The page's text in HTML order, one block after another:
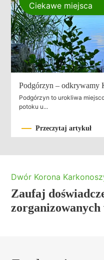
Podgórzyn – odkrywamy
Podgórzyn to urokliwa
potoku u...
Przeczytaj artykuł
Ciekawe miejsca
Dwór Korona
Zaufaj
zorganizowanych